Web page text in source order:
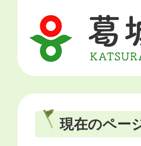
現在のペー